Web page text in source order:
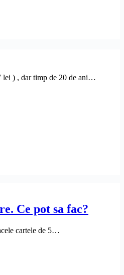
lei ) , dar timp de 20 de ani…
Ce pot sa fac?
cartele de 5…